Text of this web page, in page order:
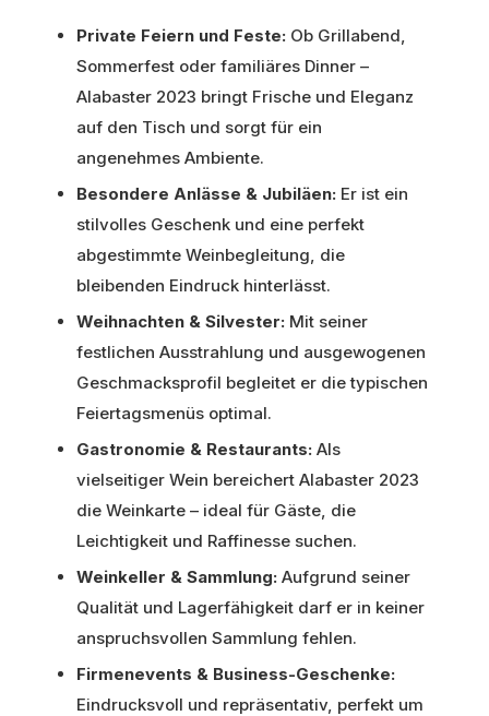
Private Feiern und Feste: Ob Grillabend,
Sommerfest oder familiäres Dinner –
Alabaster 2023 bringt Frische und Eleganz
auf den Tisch und sorgt für ein
angenehmes Ambiente.
Besondere Anlässe & Jubiläen: Er ist ein
stilvolles Geschenk und eine perfekt
abgestimmte Weinbegleitung, die
bleibenden Eindruck hinterlässt.
Weihnachten & Silvester: Mit seiner
festlichen Ausstrahlung und ausgewogenen
Geschmacksprofil begleitet er die typischen
Feiertagsmenüs optimal.
Gastronomie & Restaurants: Als
vielseitiger Wein bereichert Alabaster 2023
die Weinkarte – ideal für Gäste, die
Leichtigkeit und Raffinesse suchen.
Weinkeller & Sammlung: Aufgrund seiner
Qualität und Lagerfähigkeit darf er in keiner
anspruchsvollen Sammlung fehlen.
Firmenevents & Business-Geschenke:
Eindrucksvoll und repräsentativ, perfekt um